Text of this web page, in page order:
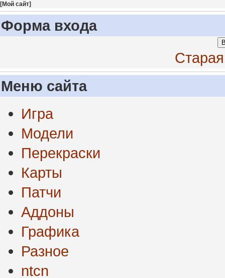
[Мой сайт]
Форма входа
Меню сайта
Игра
Модели
Перекраски
Карты
Патчи
Аддоны
Графика
Разное
ntcn